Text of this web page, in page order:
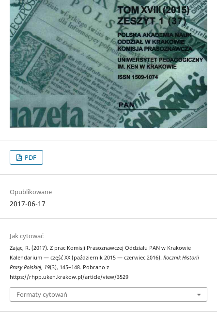
PDF
Opublikowane
2017-06-17
Jak cytować
Zając, R. (2017). Z prac Komisji Prasoznawczej Oddziału PAN w Krakowie
Kalendarium — część XX (październik 2015 — czerwiec 2016). Rocznik Historii
Prasy Polskiej, 19(3), 145–148. Pobrano z
https://rhpp.uken.krakow.pl/article/view/3529
Formaty cytowań